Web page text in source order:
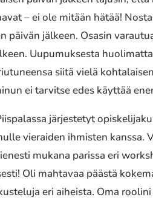
– ei ole mitään hätää!
päivän jälkeen. Osasin
Uupumuksesta
siitä vielä
ei tarvitse edes käyttää
järjestetyt
vieraiden ihmisten
mukana parissa eri
Oli mahtavaa päästä
eri aiheista. Oma